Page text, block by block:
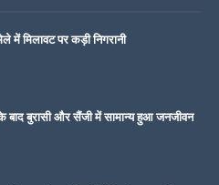
में मिलावट पर कड़ी निगरानी
बाद बुरासी और सैंजी में सामान्य हुआ जनजीवन